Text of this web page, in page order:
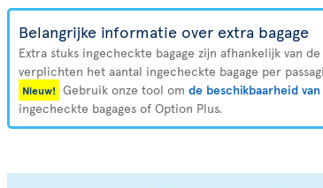
Belangrijke informatie over extra bagage
Extra stuks ingecheckte bagage zijn afhankelijk van
verplichten het aantal ingecheckte bagage per
Nieuw! Gebruik onze tool om de beschikbaarheid
ingecheckte bagages of Option Plus.